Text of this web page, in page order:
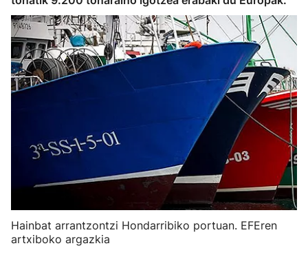
Hainbat arrantzontzi Hondarribiko portuan. EFEren
artxiboko argazkia